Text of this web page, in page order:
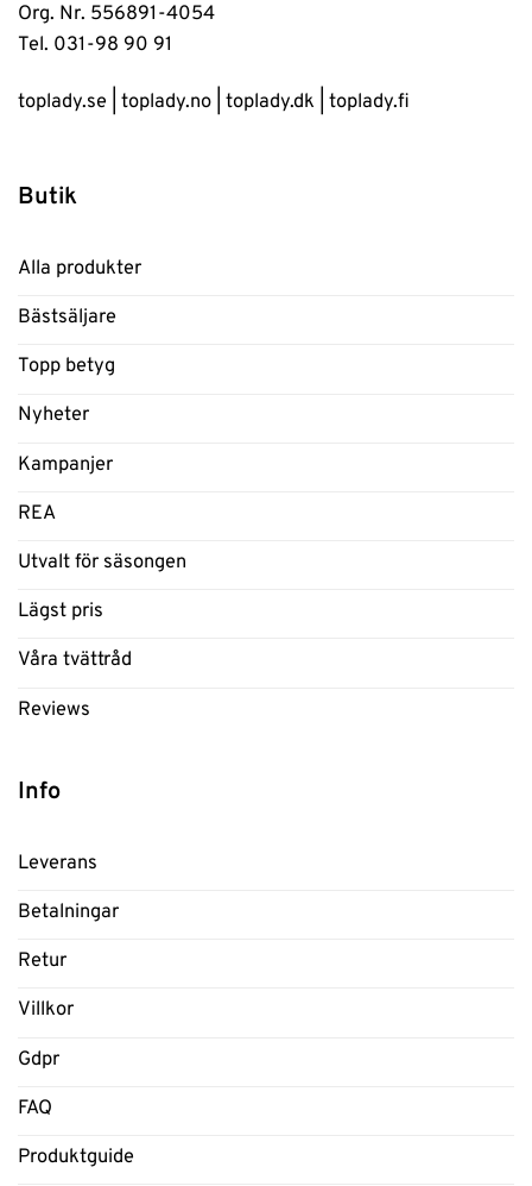
Org. Nr. 556891-4054
Tel. 031-98 90 91
toplady.se toplady.no toplady.dk toplady.fi
Butik
Alla produkter
Bästsäljare
Topp betyg
Nyheter
Kampanjer
REA
Utvalt för säsongen
Lägst pris
Våra tvättråd
Reviews
Info
Leverans
Betalningar
Retur
Villkor
Gdpr
FAQ
Produktguide